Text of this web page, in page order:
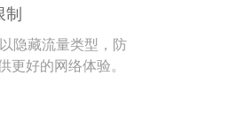
制
隐藏流量类型，防
更好的网络体验。